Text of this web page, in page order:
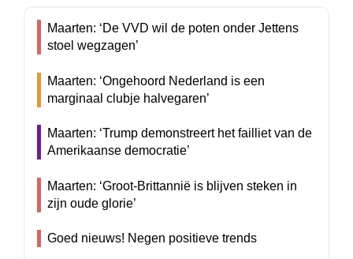
Maarten: ‘De VVD wil de poten onder Jettens
stoel wegzagen’
Maarten: ‘Ongehoord Nederland is een
marginaal clubje halvegaren’
Maarten: ‘Trump demonstreert het failliet van de
Amerikaanse democratie’
Maarten: ‘Groot-Brittannië is blijven steken in
zijn oude glorie’
Goed nieuws! Negen positieve trends